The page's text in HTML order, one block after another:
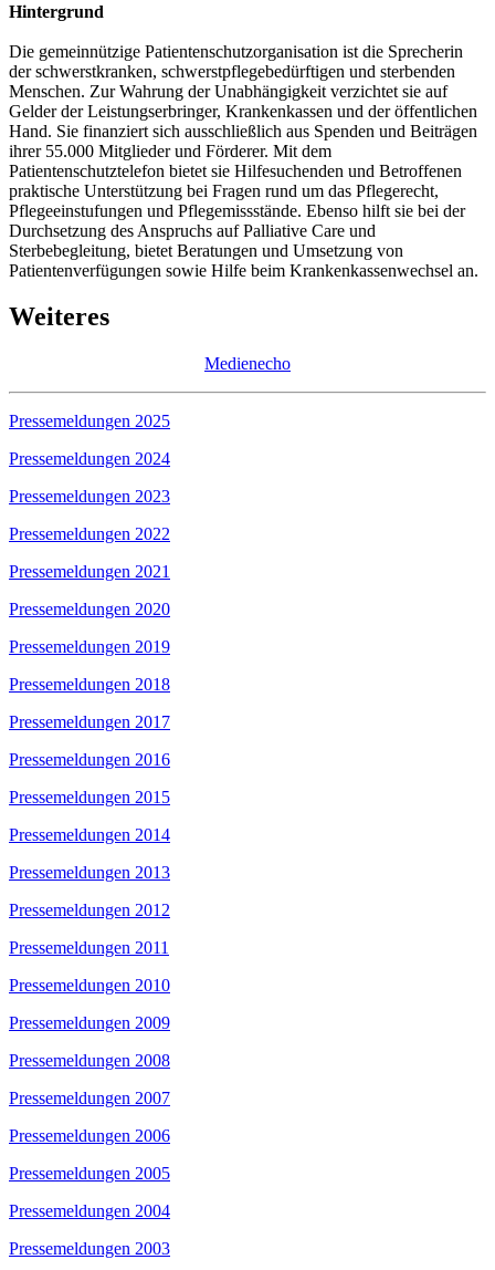
Hintergrund
Die gemeinnützige Patientenschutzorganisation ist die Sprecherin
der schwerstkranken, schwerstpflegebedürftigen und sterbenden
Menschen. Zur Wahrung der Unabhängigkeit verzichtet sie auf
Gelder der Leistungserbringer, Krankenkassen und der öffentlichen
Hand. Sie finanziert sich ausschließlich aus Spenden und Beiträgen
ihrer 55.000 Mitglieder und Förderer. Mit dem
Patientenschutztelefon bietet sie Hilfesuchenden und Betroffenen
praktische Unterstützung bei Fragen rund um das Pflegerecht,
Pflegeeinstufungen und Pflegemissstände. Ebenso hilft sie bei der
Durchsetzung des Anspruchs auf Palliative Care und
Sterbebegleitung, bietet Beratungen und Umsetzung von
Patientenverfügungen sowie Hilfe beim Krankenkassenwechsel an.
Weiteres
Medienecho
Pressemeldungen 2025
Pressemeldungen 2024
Pressemeldungen 2023
Pressemeldungen 2022
Pressemeldungen 2021
Pressemeldungen 2020
Pressemeldungen 2019
Pressemeldungen 2018
Pressemeldungen 2017
Pressemeldungen 2016
Pressemeldungen 2015
Pressemeldungen 2014
Pressemeldungen 2013
Pressemeldungen 2012
Pressemeldungen 2011
Pressemeldungen 2010
Pressemeldungen 2009
Pressemeldungen 2008
Pressemeldungen 2007
Pressemeldungen 2006
Pressemeldungen 2005
Pressemeldungen 2004
Pressemeldungen 2003